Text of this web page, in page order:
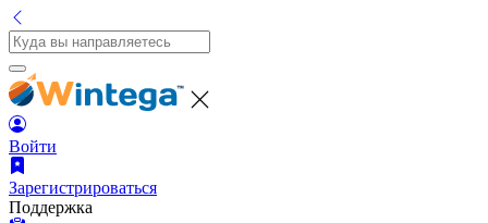
Войти
Зарегистрироваться
Поддержка